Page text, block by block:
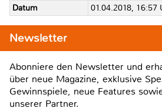
Datum
01.04.2018, 16:57
Newsletter
Abonniere den Newsletter und
über neue Magazine, exklusive
Gewinnspiele, neue Features
unserer Partner.